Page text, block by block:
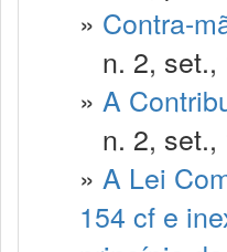
» Contra-
n. 2, set.,
» A
n. 2, set.,
» A Lei
154 cf e